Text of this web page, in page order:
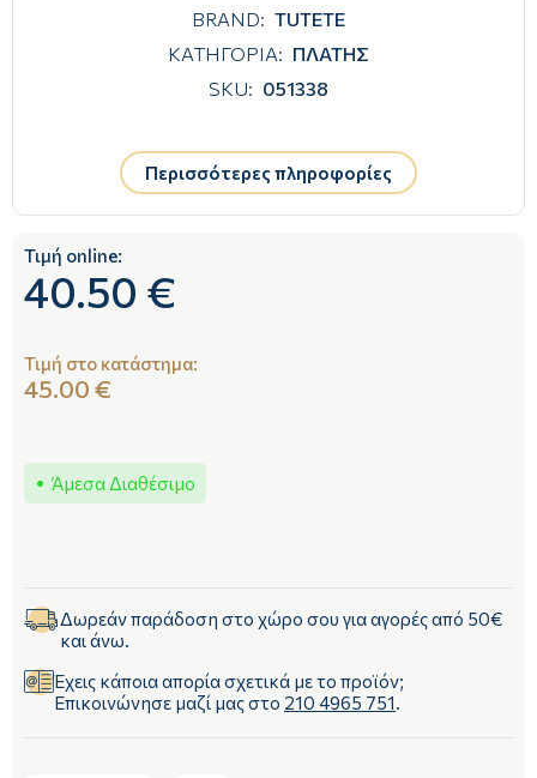
BRAND: TUTETE
ΚΑΤΗΓΟΡΙΑ: ΠΛΑΤΗΣ
SKU: 051338
Περισσότερες πληροφορίες
Τιμή online:
40.50 €
Τιμή στο κατάστημα:
45.00 €
Άμεσα Διαθέσιμο
Δωρεάν παράδοση στο χώρο σου για αγορές από 50€
και άνω.
Έχεις κάποια απορία σχετικά με το προϊόν;
Επικοινώνησε μαζί μας στο 210 4965 751.